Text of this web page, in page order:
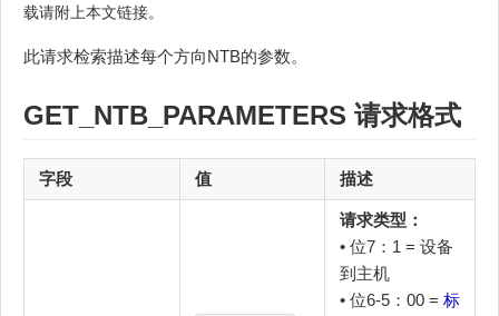
载请附上本文链接。
此请求检索描述每个方向NTB的参数。
GET_NTB_PARAMETERS 请求格式
字段 值 描述
请求类型：
• 位7：1 = 设备
到主机
• 位6-5：00 = 标